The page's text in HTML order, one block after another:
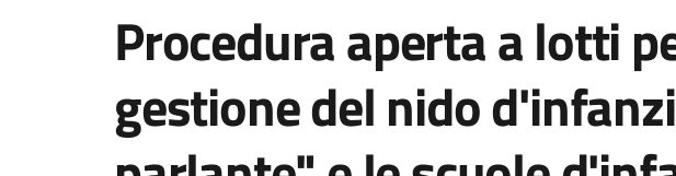
Procedura aperta a lotti
gestione del nido